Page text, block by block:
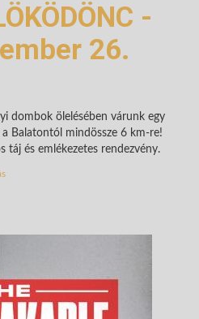
-
26.
dombok ölelésében várunk egy
Balatontól mindössze 6 km-re!
táj és emlékezetes rendezvény.